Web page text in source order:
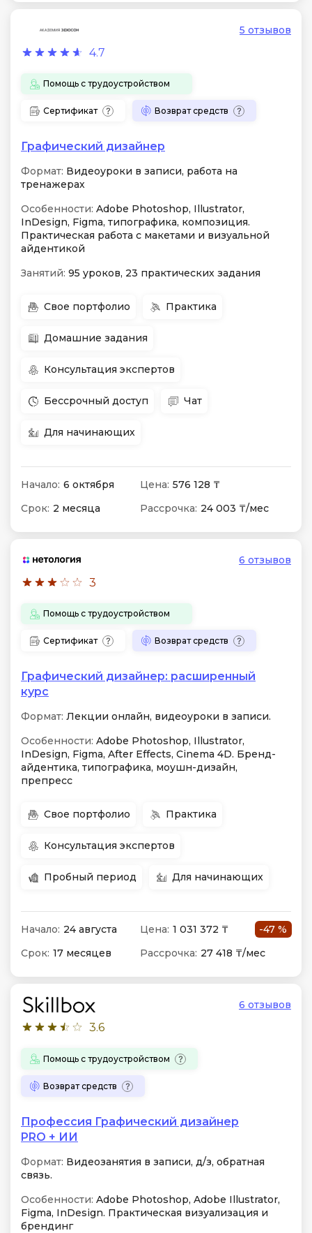
4.7
5 отзывов
Помощь с трудоустройством
Сертификат Возврат средств
Графический дизайнер
Формат: Видеоуроки в записи, работа на
тренажерах
Особенности: Adobe Photoshop, Illustrator,
InDesign, Figma, типографика, композиция.
Практическая работа с макетами и визуальной
айдентикой
Занятий: 95 уроков, 23 практических задания
Свое портфолио Практика
Домашние задания
Консультация экспертов
Бессрочный доступ Чат
Для начинающих
Начало: 6 октября Цена: 576 128 ₸
Срок: 2 месяца Рассрочка: 24 003 ₸/мес
3
6 отзывов
Помощь с трудоустройством
Сертификат Возврат средств
Графический дизайнер: расширенный
курс
Формат: Лекции онлайн, видеоуроки в записи.
Особенности: Adobe Photoshop, Illustrator,
InDesign, Figma, After Effects, Cinema 4D. Бренд-
айдентика, типографика, моушн-дизайн,
препресс
Свое портфолио Практика
Консультация экспертов
Пробный период Для начинающих
Начало: 24 августа Цена: 1 031 372 ₸
-47 %
Срок: 17 месяцев Рассрочка: 27 418 ₸/мес
3.6
6 отзывов
Помощь с трудоустройством
Возврат средств
Профессия Графический дизайнер
PRO + ИИ
Формат: Видеозанятия в записи, д/з, обратная
связь.
Особенности: Adobe Photoshop, Adobe Illustrator,
Figma, InDesign. Практическая визуализация и
брендинг